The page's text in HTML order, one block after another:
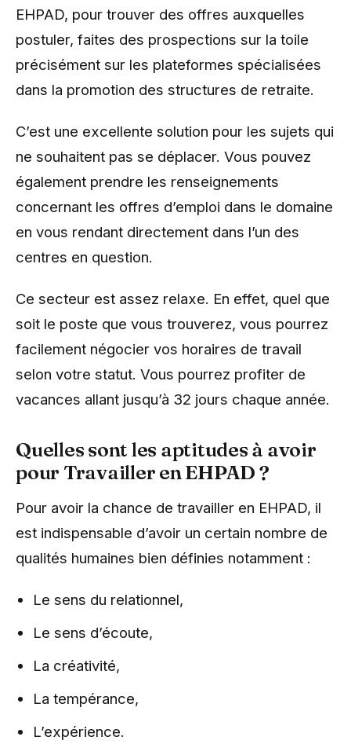
EHPAD, pour trouver des offres auxquelles
postuler, faites des prospections sur la toile
précisément sur les plateformes spécialisées
dans la promotion des structures de retraite.
C’est une excellente solution pour les sujets qui
ne souhaitent pas se déplacer. Vous pouvez
également prendre les renseignements
concernant les offres d’emploi dans le domaine
en vous rendant directement dans l’un des
centres en question.
Ce secteur est assez relaxe. En effet, quel que
soit le poste que vous trouverez, vous pourrez
facilement négocier vos horaires de travail
selon votre statut. Vous pourrez profiter de
vacances allant jusqu’à 32 jours chaque année.
Quelles sont les aptitudes à avoir
pour Travailler en EHPAD ?
Pour avoir la chance de travailler en EHPAD, il
est indispensable d’avoir un certain nombre de
qualités humaines bien définies notamment :
Le sens du relationnel,
Le sens d’écoute,
La créativité,
La tempérance,
L’expérience.